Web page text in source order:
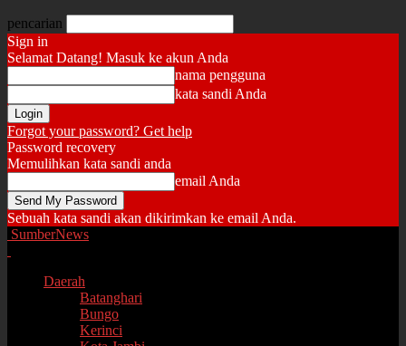
pencarian
Sign in
Selamat Datang! Masuk ke akun Anda
nama pengguna
kata sandi Anda
Forgot your password? Get help
Password recovery
Memulihkan kata sandi anda
email Anda
Sebuah kata sandi akan dikirimkan ke email Anda.
SumberNews
Daerah
Batanghari
Bungo
Kerinci